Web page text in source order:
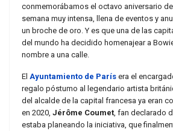
conmemorábamos el octavo aniversario
semana muy intensa, llena de eventos y
un broche de oro. Y es que una de las
del mundo ha decidido homenajear a
nombre a una calle.
El Ayuntamiento de París era el
regalo póstumo al legendario artista
del alcalde de la capital francesa ya eran
en 2020, Jérôme Coumet, fan declarado
estaba planeando la iniciativa, que